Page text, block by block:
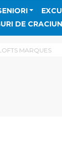
DE CRACIUN
MARQUES